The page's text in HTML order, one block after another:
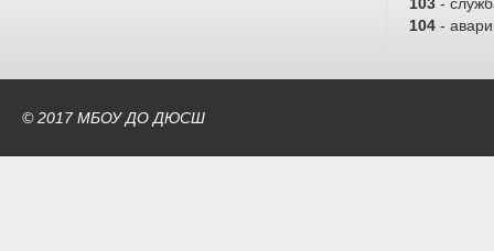
104-
© 2017 МБОУ ДО ДЮСШ